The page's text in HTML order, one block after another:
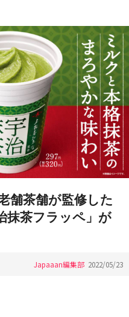
舗茶舗が監修した
抹茶フラッペ」が
Japaaan編集部 2022/05/23